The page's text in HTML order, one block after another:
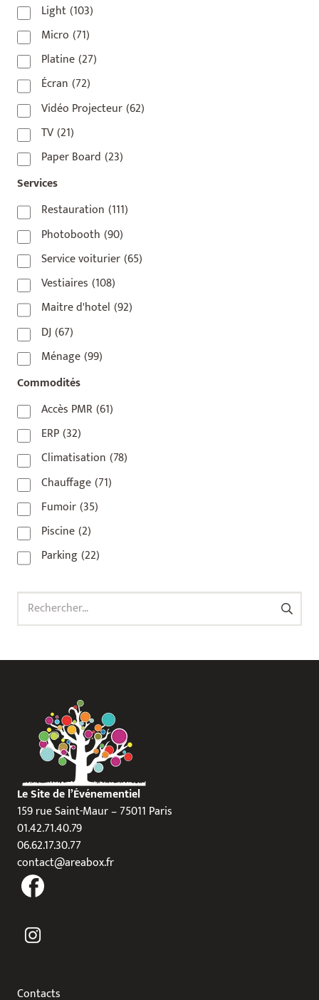
75007(7)
75008 (17)
75009(5)
75010 (9)
75011 (17)
75012(8)
75013(2)
75014
75015 (3)
75016(14)
75017(2)
75018(7)
75019(4)
75020
92110(1)
92800(1)
93
(1)
93 420(1)
93100(1)
93200
93500 (1)
Light(103)
Micro (71)
Platine(27)
Écran (72)
Vidéo Projecteur(62)
TV(21)
Paper Board (23)
Services
Restauration (111)
Photobooth (90)
Service voiturier(65)
Vestiaires (108)
Maitre d'hotel (92)
DJ(67)
Ménage(99)
Commodités
Accès PMR (61)
ERP(32)
Climatisation (78)
Chauffage(71)
Fumoir(35)
Piscine(2)
Parking(22)
Rechercher :
Le Site de l’Événementiel
159 rue Saint-Maur – 75011 Paris
01.42.71.40.79
06.62.17.30.77
contact@areabox.fr
Contacts